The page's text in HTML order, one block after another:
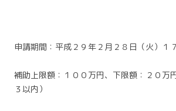
申請期間：平成２９年２月２８日（火）１
補助上限額：１００万円、下限額：２０万
３以内）